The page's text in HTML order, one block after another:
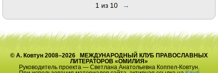
1 из 10 →
© А. Ковтун 2008–2026 МЕЖДУНАРОДНЫЙ КЛУБ ПРАВОСЛАВНЫХ
ЛИТЕРАТОРОВ «ОМИЛИЯ»
Руководитель проекта — Светлана Анатольевна Коппел-Ковтун.